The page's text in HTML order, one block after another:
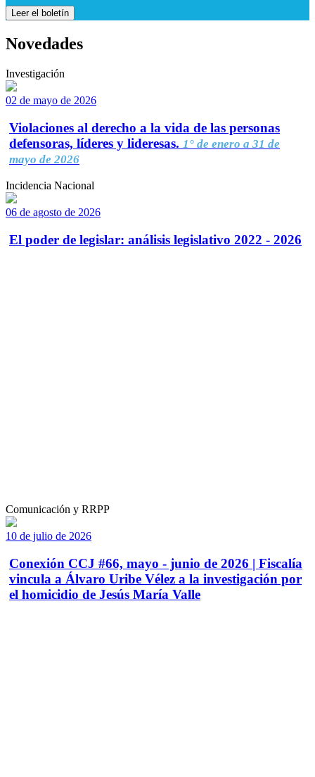
Leer el boletín
Novedades
Investigación
02 de mayo de 2026
Violaciones al derecho a la vida de las personas
defensoras, líderes y lideresas. 1° de enero a 31 de
mayo de 2026
Incidencia Nacional
06 de agosto de 2026
El poder de legislar: análisis legislativo 2022 - 2026
Comunicación y RRPP
10 de julio de 2026
Conexión CCJ #66, mayo - junio de 2026 | Fiscalía
vincula a Álvaro Uribe Vélez a la investigación por
el homicidio de Jesús María Valle